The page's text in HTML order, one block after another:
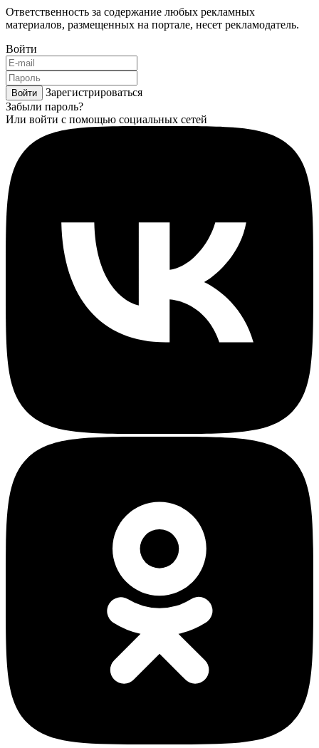
Ответственность за содержание любых рекламных
материалов, размещенных на портале, несет рекламодатель.
Войти
Войти
Зарегистрироваться
Забыли пароль?
Или войти с помощью социальных сетей